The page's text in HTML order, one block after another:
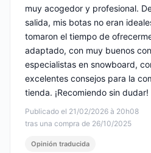
Publicado el 21/02/2026 à 20h08
tras una compra de 26/10/2025
muy acogedor y profesional.
salida, mis botas no eran
tomaron el tiempo de
adaptado, con muy buenos
especialistas en snowboard,
excelentes consejos para la
tienda. ¡Recomiendo sin dudar!
Opinión traducida